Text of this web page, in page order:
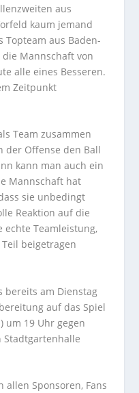
aus
kaum jemand
Topteam aus Baden-
Mannschaft von
alle eines Besseren.
Zeitpunkt
Team zusammen
der Offense den Ball
kann man auch ein
Mannschaft hat
sie unbedingt
Reaktion auf die
echte Teamleistung,
beigetragen
bereits am Dienstag
auf das Spiel
um 19 Uhr gegen
Stadtgartenhalle
allen Sponsoren, Fans